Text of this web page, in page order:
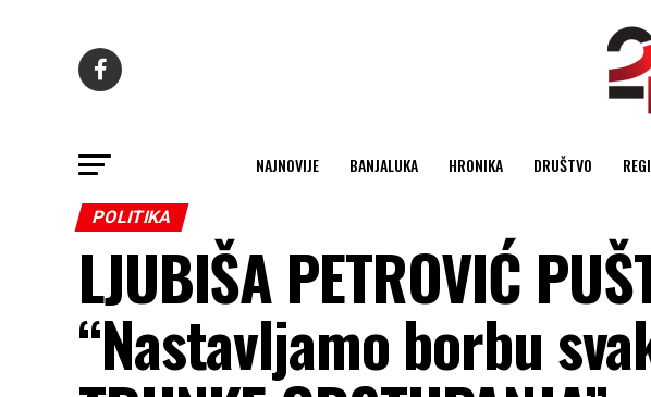
NAJNOVIJE BANJALUKA HRONIKA DRUŠTVO
POLITIKA
LJUBIŠA PETROVIĆ
“Nastavljamo borbu